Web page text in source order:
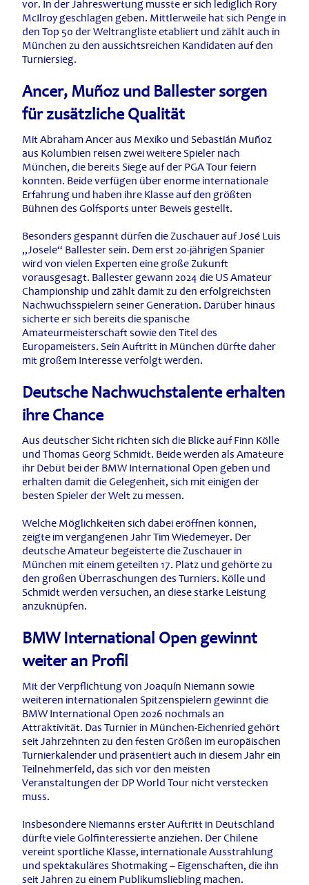
vor. In der Jahreswertung musste er sich lediglich Rory
McIlroy geschlagen geben. Mittlerweile hat sich Penge in
den Top 50 der Weltrangliste etabliert und zählt auch in
München zu den aussichtsreichen Kandidaten auf den
Turniersieg.
Ancer, Muñoz und Ballester sorgen
für zusätzliche Qualität
Mit Abraham Ancer aus Mexiko und Sebastián Muñoz
aus Kolumbien reisen zwei weitere Spieler nach
München, die bereits Siege auf der PGA Tour feiern
konnten. Beide verfügen über enorme internationale
Erfahrung und haben ihre Klasse auf den größten
Bühnen des Golfsports unter Beweis gestellt.
Besonders gespannt dürfen die Zuschauer auf José Luis
„Josele“ Ballester sein. Dem erst 20-jährigen Spanier
wird von vielen Experten eine große Zukunft
vorausgesagt. Ballester gewann 2024 die US Amateur
Championship und zählt damit zu den erfolgreichsten
Nachwuchsspielern seiner Generation. Darüber hinaus
sicherte er sich bereits die spanische
Amateurmeisterschaft sowie den Titel des
Europameisters. Sein Auftritt in München dürfte daher
mit großem Interesse verfolgt werden.
Deutsche Nachwuchstalente erhalten
ihre Chance
Aus deutscher Sicht richten sich die Blicke auf Finn Kölle
und Thomas Georg Schmidt. Beide werden als Amateure
ihr Debüt bei der BMW International Open geben und
erhalten damit die Gelegenheit, sich mit einigen der
besten Spieler der Welt zu messen.
Welche Möglichkeiten sich dabei eröffnen können,
zeigte im vergangenen Jahr Tim Wiedemeyer. Der
deutsche Amateur begeisterte die Zuschauer in
München mit einem geteilten 17. Platz und gehörte zu
den großen Überraschungen des Turniers. Kölle und
Schmidt werden versuchen, an diese starke Leistung
anzuknüpfen.
BMW International Open gewinnt
weiter an Profil
Mit der Verpflichtung von Joaquín Niemann sowie
weiteren internationalen Spitzenspielern gewinnt die
BMW International Open 2026 nochmals an
Attraktivität. Das Turnier in München-Eichenried gehört
seit Jahrzehnten zu den festen Größen im europäischen
Turnierkalender und präsentiert auch in diesem Jahr ein
Teilnehmerfeld, das sich vor den meisten
Veranstaltungen der DP World Tour nicht verstecken
muss.
Insbesondere Niemanns erster Auftritt in Deutschland
dürfte viele Golfinteressierte anziehen. Der Chilene
vereint sportliche Klasse, internationale Ausstrahlung
und spektakuläres Shotmaking – Eigenschaften, die ihn
seit Jahren zu einem Publikumsliebling machen.